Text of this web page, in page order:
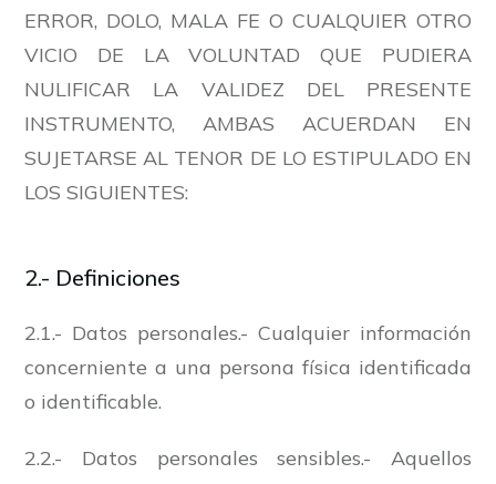
ERROR, DOLO, MALA FE O CUALQUIER OTRO
VICIO DE LA VOLUNTAD QUE PUDIERA
NULIFICAR LA VALIDEZ DEL PRESENTE
INSTRUMENTO, AMBAS ACUERDAN EN
SUJETARSE AL TENOR DE LO ESTIPULADO EN
LOS SIGUIENTES:
2.- Definiciones
2.1.- Datos personales.- Cualquier información
concerniente a una persona física identificada
o identificable.
2.2.- Datos personales sensibles.- Aquellos